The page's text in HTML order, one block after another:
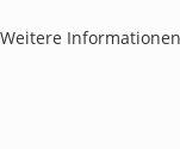
Weitere